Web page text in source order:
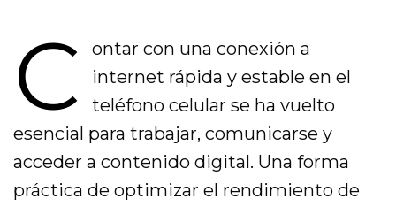
C
ontar con una conexión a
internet rápida y estable en el
teléfono celular se ha vuelto
esencial para trabajar, comunicarse y
acceder a contenido digital. Una forma
práctica de optimizar el rendimiento de